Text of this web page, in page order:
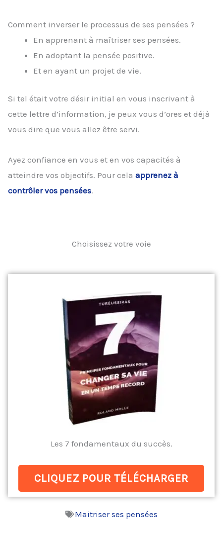
Comment inverser le processus de ses pensées ?
En apprenant à maîtriser ses pensées.
En adoptant la pensée positive.
Et en ayant un projet de vie.
Si tel était votre désir initial en vous inscrivant à
cette lettre d’information, je peux vous d’ores et déjà
vous dire que vous allez être servi.
Ayez confiance en vous et en vos capacités à
atteindre vos objectifs. Pour cela apprenez à
contrôler vos pensées.
Choisissez votre voie
Les 7 fondamentaux du succès.
CLIQUEZ POUR TÉLÉCHARGER
Maitriser ses pensées